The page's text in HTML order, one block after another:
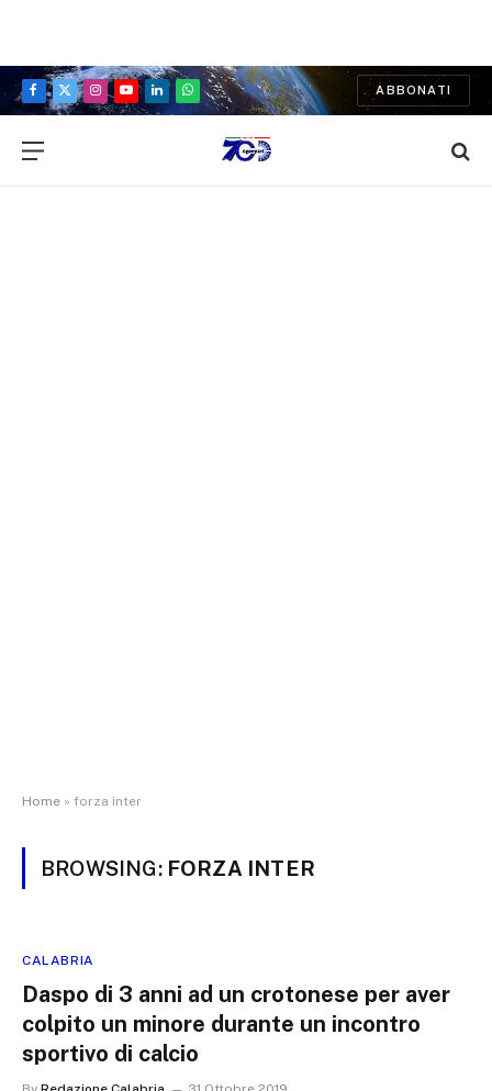
Facebook
X
Instagram
YouTubeLinkedInWhatsApp
ABBONATI
Home » forza inter
BROWSING: FORZA INTER
CALABRIA
Daspo di 3 anni ad un crotonese per aver
colpito un minore durante un incontro
sportivo di calcio